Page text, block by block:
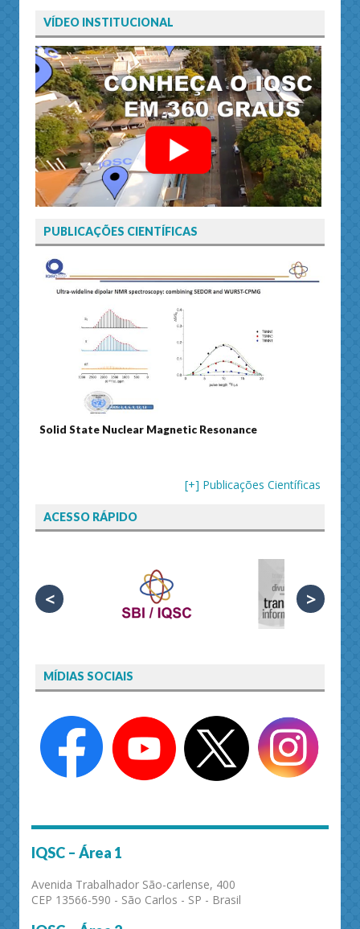
VÍDEO INSTITUCIONAL
PUBLICAÇÕES CIENTÍFICAS
Solid State Nuclear Magnetic Resonance
[+] Publicações Científicas
ACESSO RÁPIDO
< >
MÍDIAS SOCIAIS
IQSC – Área 1
Avenida Trabalhador São-carlense, 400
CEP 13566-590 - São Carlos - SP - Brasil